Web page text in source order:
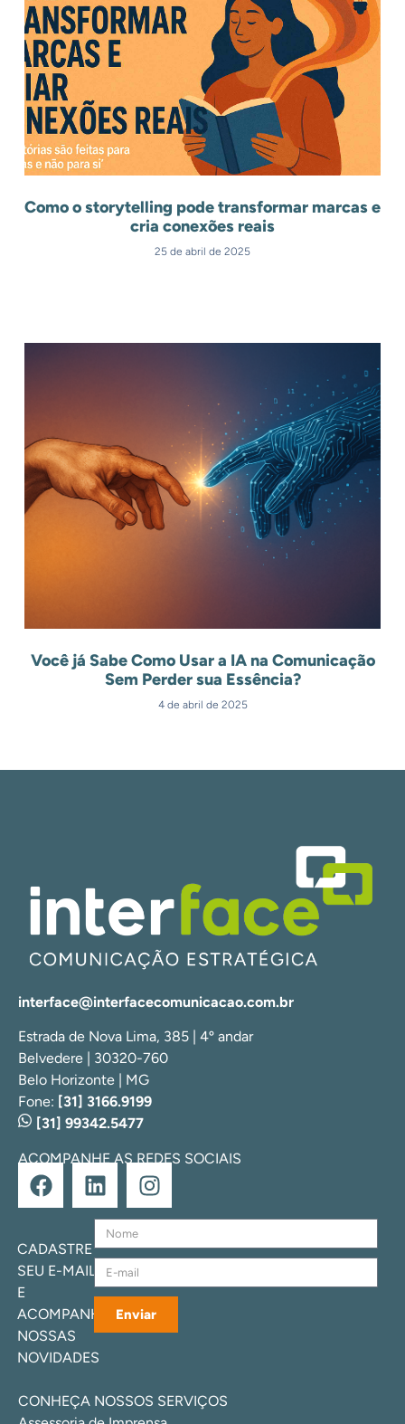
Como o storytelling pode transformar marcas e
cria conexões reais
25 de abril de 2025
Você já Sabe Como Usar a IA na Comunicação
Sem Perder sua Essência?
4 de abril de 2025
interface@interfacecomunicacao.com.br
Estrada de Nova Lima, 385 | 4º andar
Belvedere | 30320-760
Belo Horizonte | MG
Fone: [31] 3166.9199
[31] 99342.5477
ACOMPANHE AS REDES SOCIAIS
CADASTRE
SEU E-MAIL
E
ACOMPANHE
NOSSAS
NOVIDADES
Enviar
CONHEÇA NOSSOS SERVIÇOS